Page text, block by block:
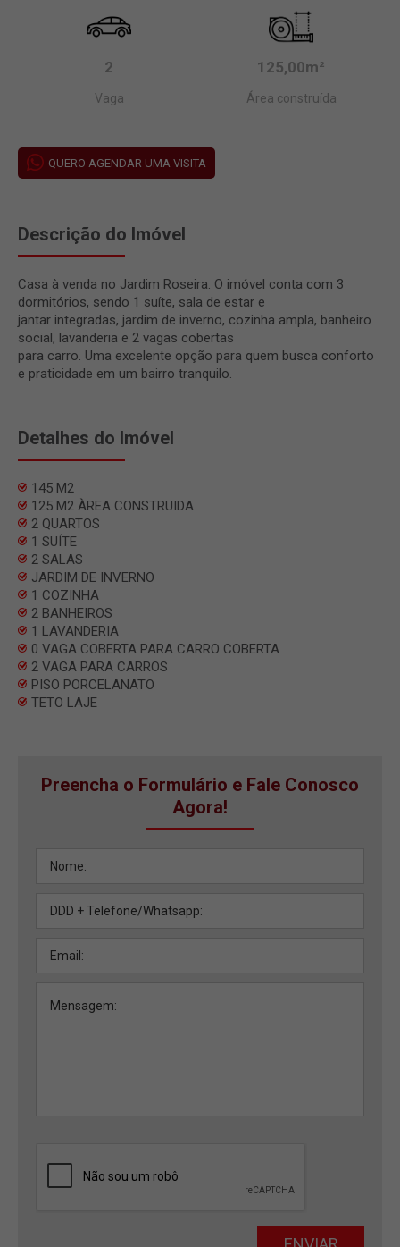
2
Vaga
125,00m²
Área construída
QUERO AGENDAR UMA VISITA
Descrição do Imóvel
Casa à venda no Jardim Roseira. O imóvel conta com 3
dormitórios, sendo 1 suíte, sala de estar e
jantar integradas, jardim de inverno, cozinha ampla, banheiro
social, lavanderia e 2 vagas cobertas
para carro. Uma excelente opção para quem busca conforto
e praticidade em um bairro tranquilo.
Detalhes do Imóvel
145 M2
125 M2 ÀREA CONSTRUIDA
2 QUARTOS
1 SUÍTE
2 SALAS
JARDIM DE INVERNO
1 COZINHA
2 BANHEIROS
1 LAVANDERIA
0 VAGA COBERTA PARA CARRO COBERTA
2 VAGA PARA CARROS
PISO PORCELANATO
TETO LAJE
Preencha o Formulário e Fale Conosco
Agora!